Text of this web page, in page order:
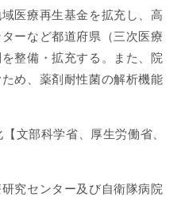
医療再生基金を拡充し、高
ーなど都道府県（三次医療
整備・拡充する。また、院
め、薬剤耐性菌の解析機能
文部科学省、厚生労働省、
究センター及び自衛隊病院